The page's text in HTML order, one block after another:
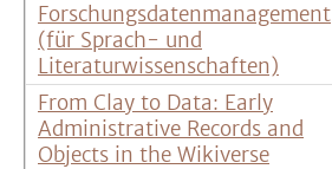
Forschungsdatenmanagement
(für Sprach- und
Literaturwissenschaften)
From Clay to Data: Early
Administrative Records and
Objects in the Wikiverse